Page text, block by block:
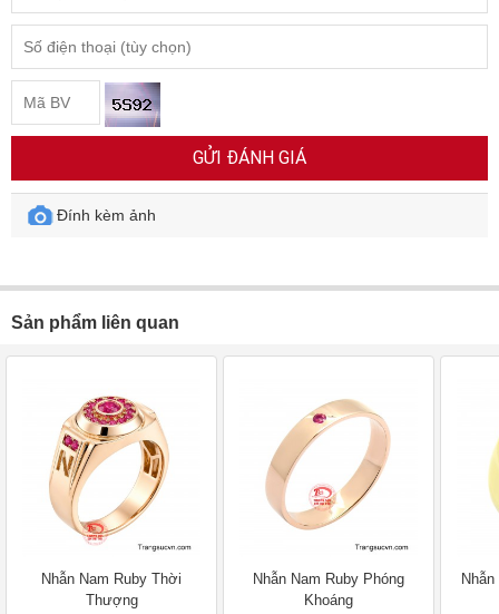
GỬI ĐÁNH GIÁ
Đính kèm ảnh
Sản phẩm liên quan
Nhẫn Nam Ruby Thời
Thượng
Nhẫn Nam Ruby Phóng
Khoáng